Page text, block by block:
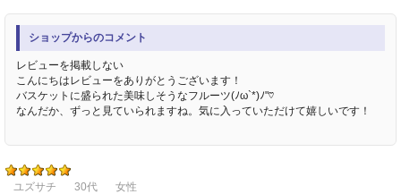
ショップからのコメント
レビューを掲載しない
こんにちはレビューをありがとうございます！
バスケットに盛られた美味しそうなフルーツ(ﾉω`*)ﾉ"♡
なんだか、ずっと見ていられますね。気に入っていただけて嬉しいです！
ユズサチ 30代
女性